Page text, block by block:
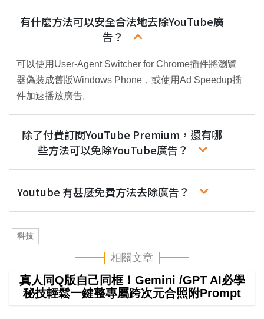
有什麼方法可以安全合法地去除YouTube廣
告？
可以使用User-Agent Switcher for Chrome插件將瀏覽
器偽裝成舊版Windows Phone，或使用Ad Speedup插
件加速播放廣告。
除了付費訂閱YouTube Premium，還有哪
些方法可以免除YouTube廣告？
Youtube 有甚麼免費方法去除廣告？
科技
相關文章
真人同Q版自己同框！Gemini /GPT AI必學
秘技輕鬆一鍵整專屬跨次元合照附Prompt